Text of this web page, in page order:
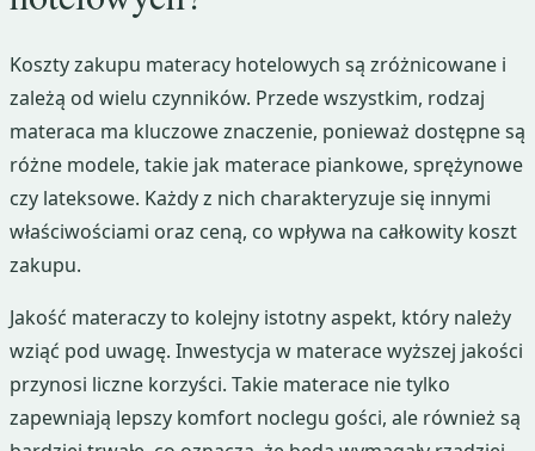
Koszty zakupu materacy hotelowych są zróżnicowane i
zależą od wielu czynników. Przede wszystkim, rodzaj
materaca ma kluczowe znaczenie, ponieważ dostępne są
różne modele, takie jak materace piankowe, sprężynowe
czy lateksowe. Każdy z nich charakteryzuje się innymi
właściwościami oraz ceną, co wpływa na całkowity koszt
zakupu.
Jakość materaczy to kolejny istotny aspekt, który należy
wziąć pod uwagę. Inwestycja w materace wyższej jakości
przynosi liczne korzyści. Takie materace nie tylko
zapewniają lepszy komfort noclegu gości, ale również są